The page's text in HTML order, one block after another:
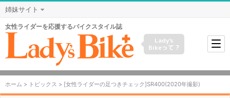
姉妹サイト
女性ライダーを応援するバイクスタイル誌
Lady's
Bikeって？
ホーム > トピックス > [女性ライダーの足つきチェック]SR400(2020年撮影)